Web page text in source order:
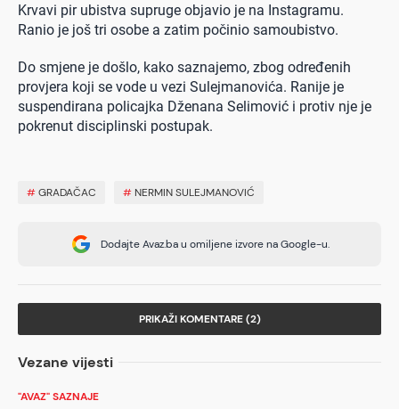
Krvavi pir ubistva supruge objavio je na Instagramu.
Ranio je još tri osobe a zatim počinio samoubistvo.
Do smjene je došlo, kako saznajemo, zbog određenih
provjera koji se vode u vezi Sulejmanovića. Ranije je
suspendirana policajka Dženana Selimović i protiv nje je
pokrenut disciplinski postupak.
#GRADAČAC # NERMIN SULEJMANOVIĆ
Dodajte Avaz.ba u omiljene izvore na Google-u.
PRIKAŽI KOMENTARE (2)
Vezane vijesti
"AVAZ" SAZNAJE